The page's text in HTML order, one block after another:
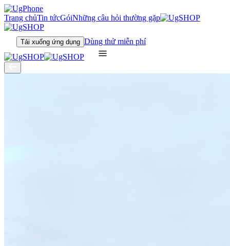
Trang chủTin tứcGóiNhững câu hỏi thường gặp
Tải xuống ứng dụng Dùng thử miễn phí